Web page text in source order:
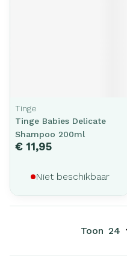
Tinge
Tinge Babies Delicate
Shampoo 200ml
€ 11,95
Niet beschikbaar
Toon